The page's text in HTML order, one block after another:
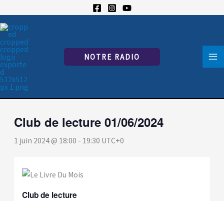
au
contenu
NOTRE RADIO
« Tous les Évènements
Cet évènement est passé.
Club de lecture 01/06/2024
1 juin 2024 @ 18:00 - 19:30 UTC+0
Club de lecture